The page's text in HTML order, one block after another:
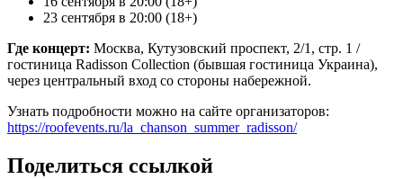
23 сентября в 20:00 (18+)
Где концерт: Москва, Кутузовский проспект, 2/1, стр. 1 /
гостиница Radisson Collection (бывшая гостиница Украина),
через центральный вход со стороны набережной.
Узнать подробности можно на сайте организаторов:
https://roofevents.ru/la_chanson_summer_radisson/
Поделиться ссылкой